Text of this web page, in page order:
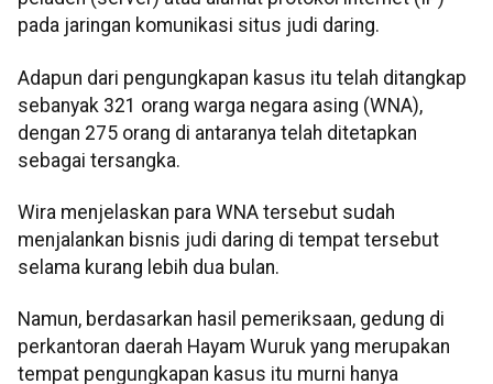
pada jaringan komunikasi situs judi daring.
Adapun dari pengungkapan kasus itu telah ditangkap
sebanyak 321 orang warga negara asing (WNA),
dengan 275 orang di antaranya telah ditetapkan
sebagai tersangka.
Wira menjelaskan para WNA tersebut sudah
menjalankan bisnis judi daring di tempat tersebut
selama kurang lebih dua bulan.
Namun, berdasarkan hasil pemeriksaan, gedung di
perkantoran daerah Hayam Wuruk yang merupakan
tempat pengungkapan kasus itu murni hanya